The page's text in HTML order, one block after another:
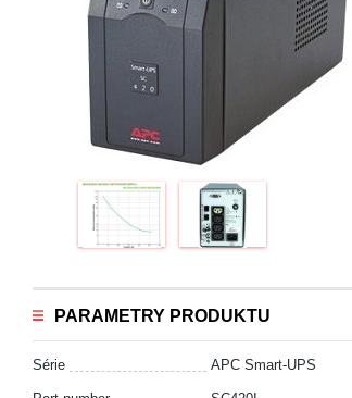
PARAMETRY PRODUKTU
Série APC Smart-UPS